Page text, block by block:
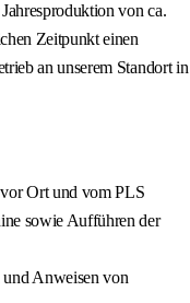
von ca.
Zeitpunkt einen
an unserem Standort in
Ort und vom PLS
sowie Aufführen der
Anweisen von